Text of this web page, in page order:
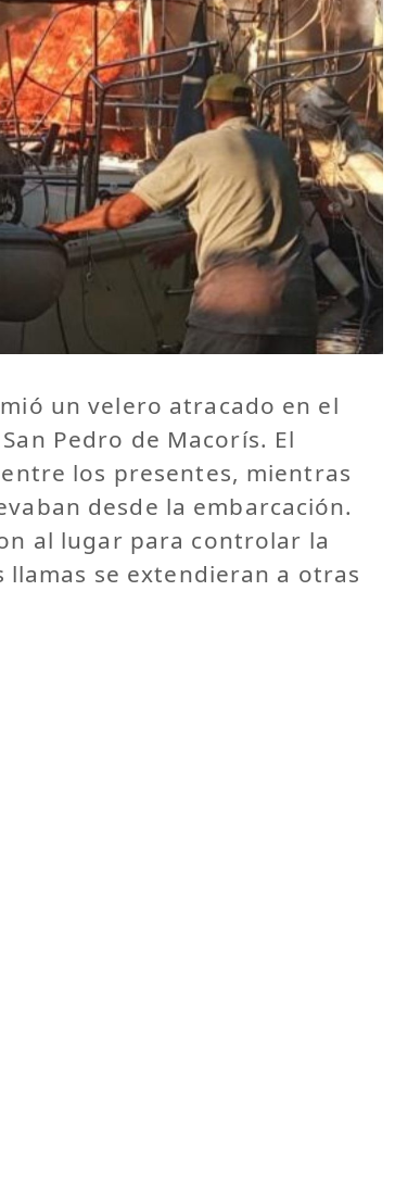
un velero atracado en el
Pedro de Macorís. El
los presentes, mientras
desde la embarcación.
al lugar para controlar la
se extendieran a otras